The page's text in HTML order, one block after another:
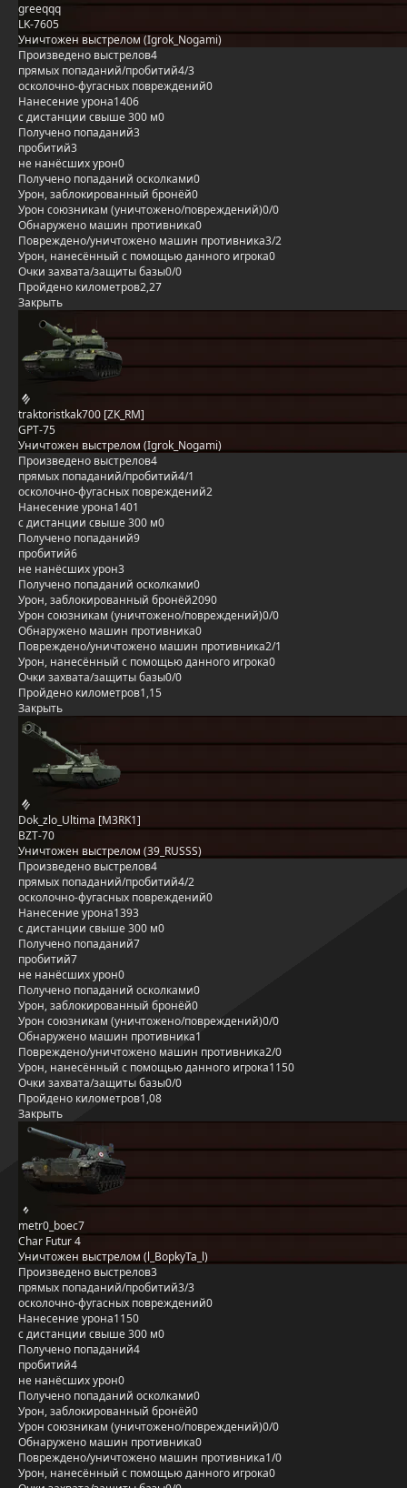
greeqqq
LK-7605
Уничтожен выстрелом (Igrok_Nogami)
Произведено выстрелов4
прямых попаданий/пробитий4/3
осколочно-фугасных повреждений0
Нанесение урона1406
с дистанции свыше 300 м0
Получено попаданий3
пробитий3
не нанёсших урон0
Получено попаданий осколками0
Урон, заблокированный бронёй0
Урон союзникам (уничтожено/повреждений)0/0
Обнаружено машин противника0
Повреждено/уничтожено машин противника3/2
Урон, нанесённый с помощью данного игрока0
Очки захвата/защиты базы0/0
Пройдено километров2,27
Закрыть
traktoristkak700 [ZK_RM]
GPT-75
Уничтожен выстрелом (Igrok_Nogami)
Произведено выстрелов4
прямых попаданий/пробитий4/1
осколочно-фугасных повреждений2
Нанесение урона1401
с дистанции свыше 300 м0
Получено попаданий9
пробитий6
не нанёсших урон3
Получено попаданий осколками0
Урон, заблокированный бронёй2090
Урон союзникам (уничтожено/повреждений)0/0
Обнаружено машин противника0
Повреждено/уничтожено машин противника2/1
Урон, нанесённый с помощью данного игрока0
Очки захвата/защиты базы0/0
Пройдено километров1,15
Закрыть
Dok_zlo_Ultima [M3RK1]
BZT-70
Уничтожен выстрелом (39_RUSSS)
Произведено выстрелов4
прямых попаданий/пробитий4/2
осколочно-фугасных повреждений0
Нанесение урона1393
с дистанции свыше 300 м0
Получено попаданий7
пробитий7
не нанёсших урон0
Получено попаданий осколками0
Урон, заблокированный бронёй0
Урон союзникам (уничтожено/повреждений)0/0
Обнаружено машин противника1
Повреждено/уничтожено машин противника2/0
Урон, нанесённый с помощью данного игрока1150
Очки захвата/защиты базы0/0
Пройдено километров1,08
Закрыть
metr0_boec7
Char Futur 4
Уничтожен выстрелом (l_BopkyTa_l)
Произведено выстрелов3
прямых попаданий/пробитий3/3
осколочно-фугасных повреждений0
Нанесение урона1150
с дистанции свыше 300 м0
Получено попаданий4
пробитий4
не нанёсших урон0
Получено попаданий осколками0
Урон, заблокированный бронёй0
Урон союзникам (уничтожено/повреждений)0/0
Обнаружено машин противника0
Повреждено/уничтожено машин противника1/0
Урон, нанесённый с помощью данного игрока0